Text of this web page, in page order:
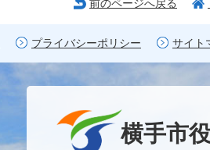
前のページへ戻る
プライバシーポリシー サイト
横手市